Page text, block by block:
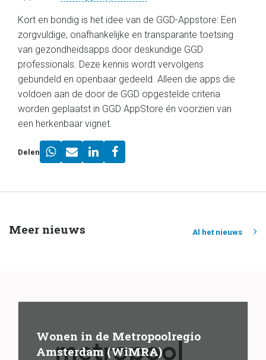
Kort en bondig is het idee van de GGD-Appstore: Een
zorgvuldige, onafhankelijke en transparante toetsing
van gezondheidsapps door deskundige GGD
professionals. Deze kennis wordt vervolgens
gebundeld en openbaar gedeeld. Alleen die apps die
voldoen aan de door de GGD opgestelde criteria
worden geplaatst in GGD AppStore én voorzien van
een herkenbaar vignet.
Delen
Meer nieuws Al het nieuws
Wonen in de Metropoolregio
Amsterdam (WiMRA)